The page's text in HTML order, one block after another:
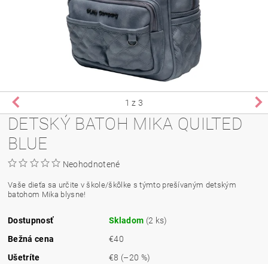
1 z 3
DETSKÝ BATOH MIKA QUILTED
BLUE
Neohodnotené
Vaše dieťa sa určite v škole/škôlke s týmto prešívaným detským
batohom Mika blysne!
Dostupnosť Skladom (2 ks)
Bežná cena
€40
Ušetríte
€8 (–20 %)